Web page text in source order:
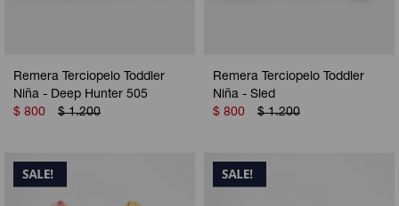
Remera Terciopelo Toddler
Niña - Deep Hunter 505
$ 800 $ 1.200
Remera Terciopelo Toddler
Niña - Sled
$ 800 $ 1.200